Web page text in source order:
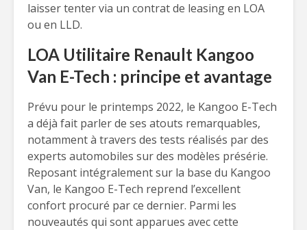
laisser tenter via un contrat de leasing en LOA
ou en LLD.
LOA Utilitaire Renault Kangoo
Van E-Tech : principe et avantage
Prévu pour le printemps 2022, le Kangoo E-Tech
a déjà fait parler de ses atouts remarquables,
notamment à travers des tests réalisés par des
experts automobiles sur des modèles présérie.
Reposant intégralement sur la base du Kangoo
Van, le Kangoo E-Tech reprend l’excellent
confort procuré par ce dernier. Parmi les
nouveautés qui sont apparues avec cette